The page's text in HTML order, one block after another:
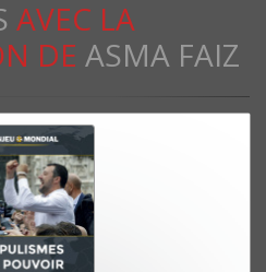
AVEC LA
DE ASMA FAIZ